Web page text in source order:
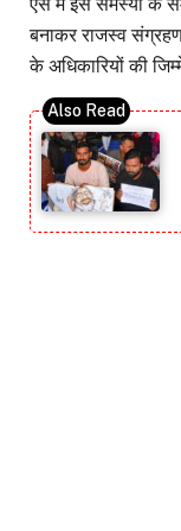
बनाकर राजस्व संग्रहण
के अधिकारियों की